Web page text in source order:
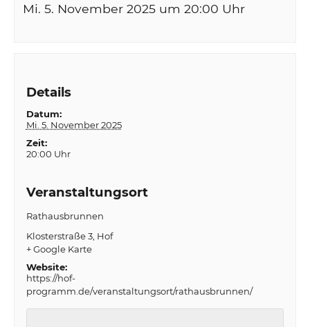
Mi. 5. November 2025 um 20:00 Uhr
Details
Datum:
Mi. 5. November 2025
Zeit:
20:00 Uhr
Veranstaltungsort
Rathausbrunnen
Klosterstraße 3 Hof
+ Google Karte
Website:
https://hof-
programm.de/veranstaltungsort/rathausbrunnen/